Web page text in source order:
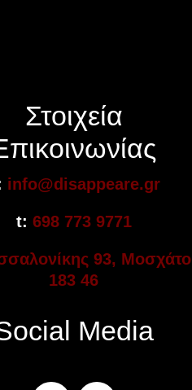
Στοιχεία
info@disappeare.gr
t: 698 773 9771
93, Μοσχάτο
183 46
Media